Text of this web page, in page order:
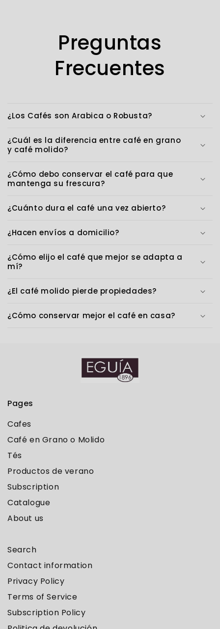
Preguntas
Frecuentes
¿Los Cafés son Arabica o Robusta?
¿Cuál es la diferencia entre café en grano
y café molido?
¿Cómo debo conservar el café para que
mantenga su frescura?
¿Cuánto dura el café una vez abierto?
¿Hacen envíos a domicilio?
¿Cómo elijo el café que mejor se adapta a
mí?
¿El café molido pierde propiedades?
¿Cómo conservar mejor el café en casa?
Pages
Cafes
Café en Grano o Molido
Tés
Productos de verano
Subscription
Catalogue
About us
Search
Contact information
Privacy Policy
Terms of Service
Subscription Policy